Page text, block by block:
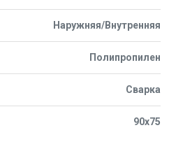
Наружняя/Внутренняя
Полипропилен
Сварка
90x75